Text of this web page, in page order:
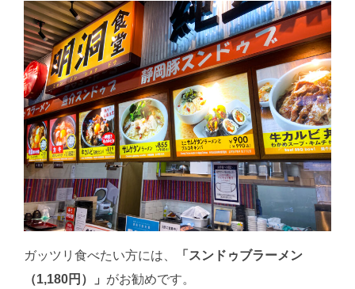
ガッツリ食べたい方には、
「スンドゥブラーメン
（1,180円）」 がお勧めです。